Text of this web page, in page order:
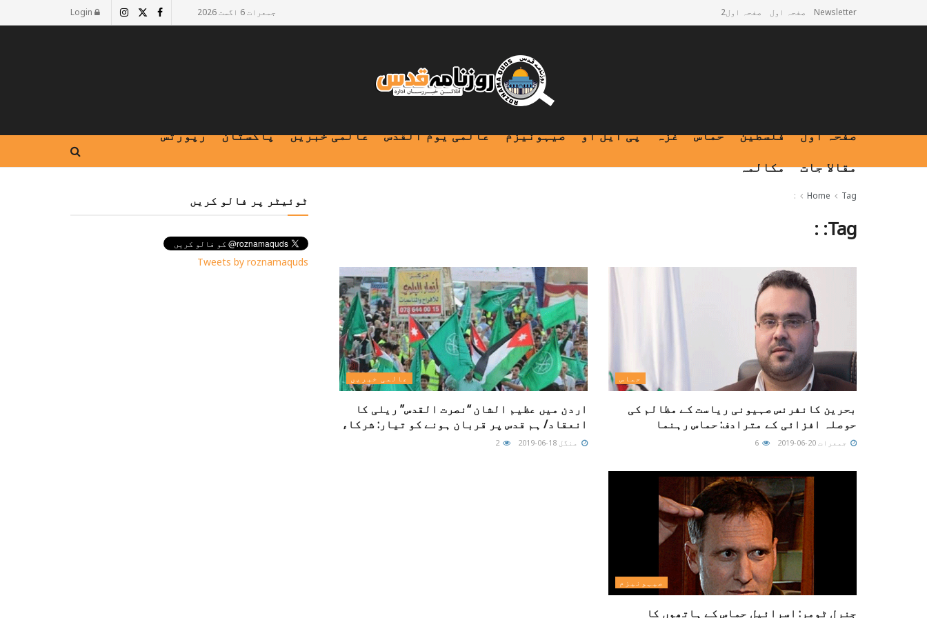
Newsletter صفحہ اول صفحہ اول2 جمعرات 6 اگست 2026
صفحہ اول فلسطین حماس غزہ پی ایل او صیہونیزم عالمی یوم القدس عالمی خبریں پاکستان
رپورٹس
مقالا جات
مکالمہ
Home Tag
:
Tag:
:
حماس
بحرین کانفرنس صہیونی ریاست کے مظالم کی
حوصلہ افزائی کے مترادف: حماس رہنما
جمعرات 20-06-2019
عالمی خبریں
اردن میں عظیم الشان “نصرت القدس” ریلی کا
انعقاد/ ہم قدس پر قربان ہونے کو تیار: شرکاء
منگل 18-06-2019
صیہونیزم
جنرل ٹومر: اسرائیل حماس کے ہاتھوں کا
ٹوئیٹر پر فالو کریں
Tweets by roznamaquds